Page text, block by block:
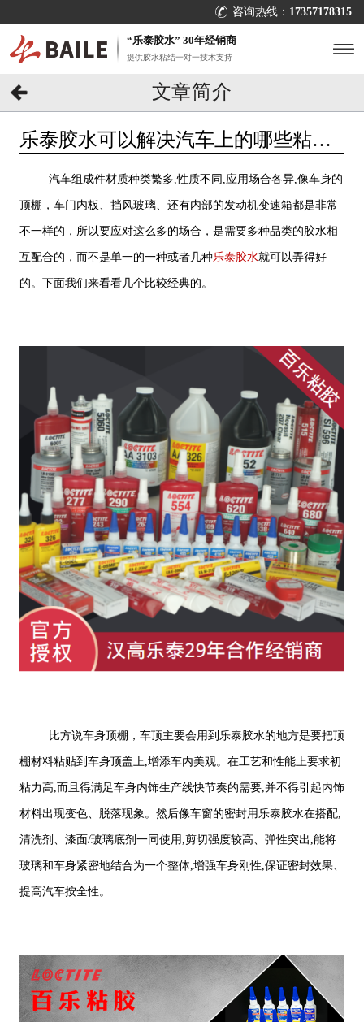
咨询热线： 17357178315
“乐泰胶水” 30年经销商
提供胶水粘结一对一技术支持
文章简介
乐泰胶水可以解决汽车上的哪些粘接
汽车组成件材质种类繁多,性质不同,应用场合各异,像车身的
顶棚，车门内板、挡风玻璃、还有内部的发动机变速箱都是非常
不一样的，所以要应对这么多的场合，是需要多种品类的胶水相
互配合的，而不是单一的一种或者几种乐泰胶水就可以弄得好
的。下面我们来看看几个比较经典的。
比方说车身顶棚，车顶主要会用到乐泰胶水的地方是要把顶
棚材料粘贴到车身顶盖上,增添车内美观。在工艺和性能上要求初
粘力高,而且得满足车身内饰生产线快节奏的需要,并不得引起内饰
材料出现变色、脱落现象。然后像车窗的密封用乐泰胶水在搭配,
清洗剂、漆面/玻璃底剂一同使用,剪切强度较高、弹性突出,能将
玻璃和车身紧密地结合为一个整体,增强车身刚性,保证密封效果、
提高汽车按全性。